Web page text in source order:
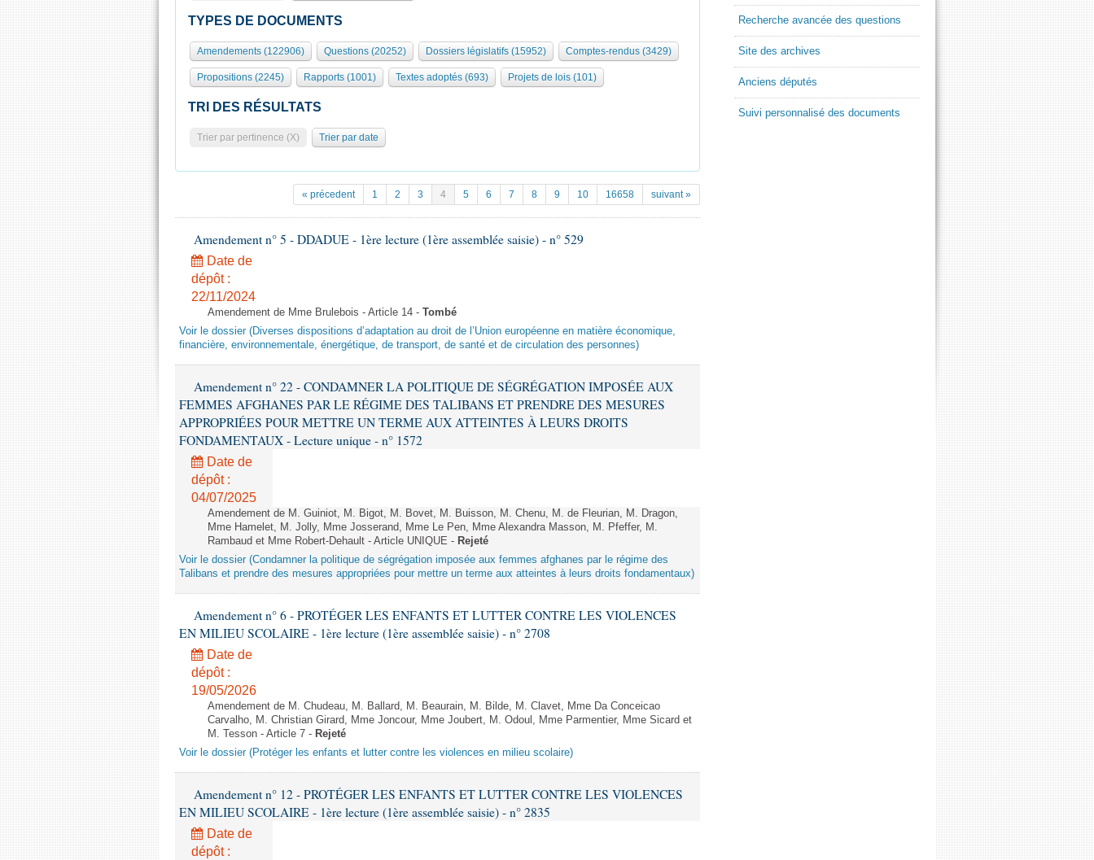
TYPES DE DOCUMENTS
Amendements (122906) Questions (20252) Dossiers législatifs (15952) Comptes-rendus (3429)
Propositions (2245) Rapports (1001) Textes adoptés (693) Projets de lois (101)
TRI DES RÉSULTATS
Trier par pertinence (X) Trier par date
« précedent 1 2 3 4 5 6 7 8 9 10 16658 suivant »
Amendement n° 5 - DDADUE - 1ère lecture (1ère assemblée saisie) - n° 529
Date de
dépôt :
22/11/2024
Amendement de Mme Brulebois - Article 14 - Tombé
Voir le dossier (Diverses dispositions d’adaptation au droit de l’Union européenne en matière économique,
financière, environnementale, énergétique, de transport, de santé et de circulation des personnes)
Amendement n° 22 - CONDAMNER LA POLITIQUE DE SÉGRÉGATION IMPOSÉE AUX
FEMMES AFGHANES PAR LE RÉGIME DES TALIBANS ET PRENDRE DES MESURES
APPROPRIÉES POUR METTRE UN TERME AUX ATTEINTES À LEURS DROITS
FONDAMENTAUX - Lecture unique - n° 1572
Date de
dépôt :
04/07/2025
Amendement de M. Guiniot, M. Bigot, M. Bovet, M. Buisson, M. Chenu, M. de Fleurian, M. Dragon,
Mme Hamelet, M. Jolly, Mme Josserand, Mme Le Pen, Mme Alexandra Masson, M. Pfeffer, M.
Rambaud et Mme Robert-Dehault - Article UNIQUE - Rejeté
Voir le dossier (Condamner la politique de ségrégation imposée aux femmes afghanes par le régime des
Talibans et prendre des mesures appropriées pour mettre un terme aux atteintes à leurs droits fondamentaux)
Amendement n° 6 - PROTÉGER LES ENFANTS ET LUTTER CONTRE LES VIOLENCES
EN MILIEU SCOLAIRE - 1ère lecture (1ère assemblée saisie) - n° 2708
Date de
dépôt :
19/05/2026
Amendement de M. Chudeau, M. Ballard, M. Beaurain, M. Bilde, M. Clavet, Mme Da Conceicao
Carvalho, M. Christian Girard, Mme Joncour, Mme Joubert, M. Odoul, Mme Parmentier, Mme Sicard et
M. Tesson - Article 7 - Rejeté
Voir le dossier (Protéger les enfants et lutter contre les violences en milieu scolaire)
Amendement n° 12 - PROTÉGER LES ENFANTS ET LUTTER CONTRE LES VIOLENCES
EN MILIEU SCOLAIRE - 1ère lecture (1ère assemblée saisie) - n° 2835
Date de
dépôt :
Recherche avancée des questions
Site des archives
Anciens députés
Suivi personnalisé des documents